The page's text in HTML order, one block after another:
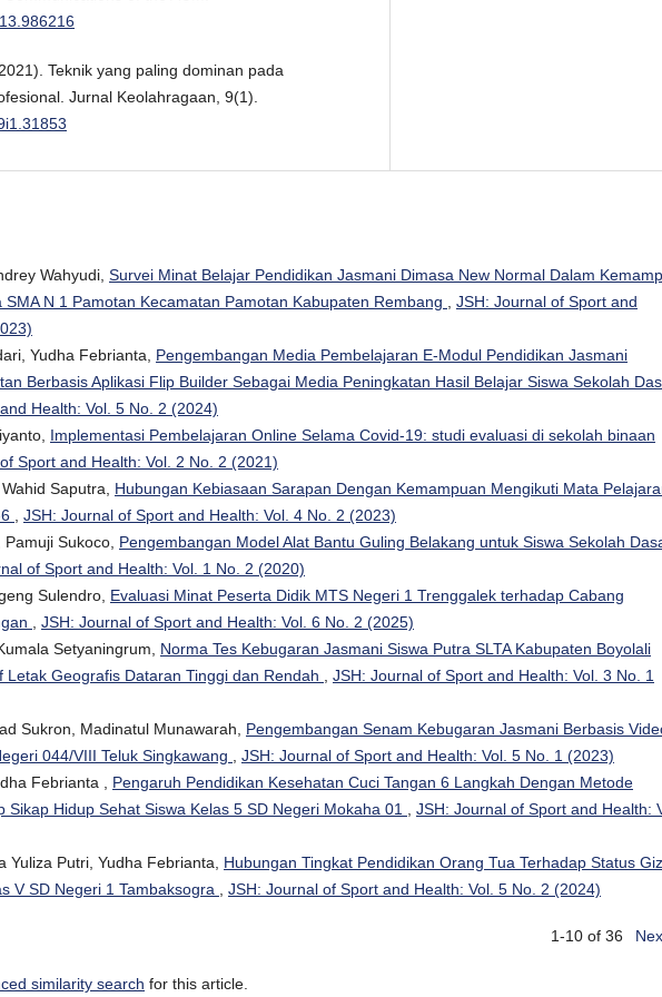
Teknik yang paling dominan pada
Jurnal Keolahragaan, 9(1).
Wahyudi, Survei Minat Belajar Pendidikan Jasmani Dimasa New Normal Dalam
SMA N 1 Pamotan Kecamatan Pamotan Kabupaten Rembang , JSH: Journal of Sport and
Yudha Febrianta, Pengembangan Media Pembelajaran E-Modul Pendidikan Jasmani
Berbasis Aplikasi Flip Builder Sebagai Media Peningkatan Hasil Belajar Siswa Sekolah
Health: Vol. 5 No. 2 (2024)
Implementasi Pembelajaran Online Selama Covid-19: studi evaluasi di sekolah binaan
Sport and Health: Vol. 2 No. 2 (2021)
Saputra, Hubungan Kebiasaan Sarapan Dengan Kemampuan Mengikuti Mata
, JSH: Journal of Sport and Health: Vol. 4 No. 2 (2023)
Sukoco, Pengembangan Model Alat Bantu Guling Belakang untuk Siswa Sekolah
of Sport and Health: Vol. 1 No. 2 (2020)
Sulendro, Evaluasi Minat Peserta Didik MTS Negeri 1 Trenggalek terhadap Cabang
, JSH: Journal of Sport and Health: Vol. 6 No. 2 (2025)
Setyaningrum, Norma Tes Kebugaran Jasmani Siswa Putra SLTA Kabupaten Boyolali
Letak Geografis Dataran Tinggi dan Rendah , JSH: Journal of Sport and Health: Vol. 3 No. 1
Sukron, Madinatul Munawarah, Pengembangan Senam Kebugaran Jasmani Berbasis
044/VIII Teluk Singkawang , JSH: Journal of Sport and Health: Vol. 5 No. 1 (2023)
Febrianta , Pengaruh Pendidikan Kesehatan Cuci Tangan 6 Langkah Dengan Metode
Sikap Hidup Sehat Siswa Kelas 5 SD Negeri Mokaha 01 , JSH: Journal of Sport and Health:
Yuliza Putri, Yudha Febrianta, Hubungan Tingkat Pendidikan Orang Tua Terhadap Status
V SD Negeri 1 Tambaksogra , JSH: Journal of Sport and Health: Vol. 5 No. 2 (2024)
1-10 of 36
similarity search for this article.